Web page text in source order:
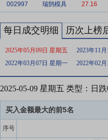
002997 瑞鹄模具 27.16
每日成交明细 历次上榜
2025年05月09日 星期五 2023年11
2022年03月07日 星期一
2022年02
2025-05-09 星期五 类型：日
买入金额最大的前5名
序号